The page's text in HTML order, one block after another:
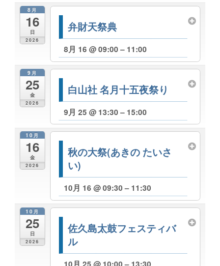
8月
16
日
2026
弁財天祭典
8月 16 @ 09:00 – 11:00
9月
25
金
2026
白山社 名月十五夜祭り
9月 25 @ 13:30 – 15:00
10月
16
金
2026
秋の大祭(あきの たいさ
い)
10月 16 @ 09:30 – 11:30
10月
25
日
2026
佐久島太鼓フェスティバ
ル
10月 25 @ 10:00 – 13:30